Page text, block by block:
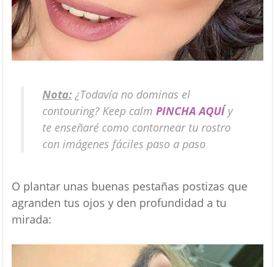
Nota:¿Todavía no dominas el
contouring? Keep calm PINCHA AQUÍy
te enseñaré como contornear tu rostro
con imágenes fáciles paso a paso
O plantar unas buenas pestañas postizas que
agranden tus ojos y den profundidad a tu
mirada: